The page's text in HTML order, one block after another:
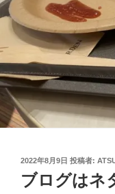
投
日:
2022年8月9日 投稿者:
ブログはネ